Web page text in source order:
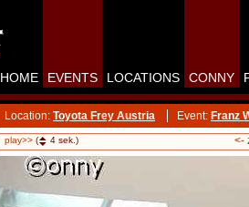
HOME EVENTS LOCATIONS CONNY
Location: Toyota Frey Austria Event: Franz
play>> ( 4 sek.) <-